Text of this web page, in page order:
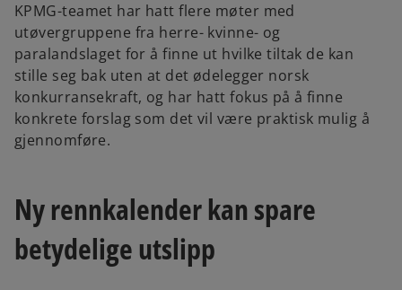
KPMG-teamet har hatt flere møter med
utøvergruppene fra herre- kvinne- og
paralandslaget for å finne ut hvilke tiltak de kan
stille seg bak uten at det ødelegger norsk
konkurransekraft, og har hatt fokus på å finne
konkrete forslag som det vil være praktisk mulig å
gjennomføre.
Ny rennkalender kan spare
betydelige utslipp